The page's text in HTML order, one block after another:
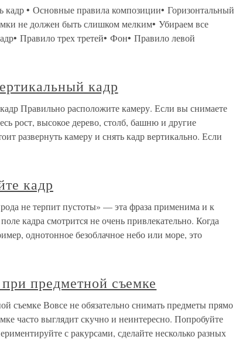
кадр • Основные правила композиции• Горизонтальный
не должен быть слишком мелким• Убираем все
Правило трех третей• Фон• Правило левой
кадр
Правильно расположите камеру. Если вы снимаете
рост, высокое дерево, столб, башню и другие
развернуть камеру и снять кадр вертикально. Если
кадр
не терпит пустоты» — эта фраза применима и к
кадра смотрится не очень привлекательно. Когда
однотонное безоблачное небо или море, это
предметной съемке
съемке Вовсе не обязательно снимать предметы прямо
часто выглядит скучно и неинтересно. Попробуйте
с ракурсами, сделайте несколько разных